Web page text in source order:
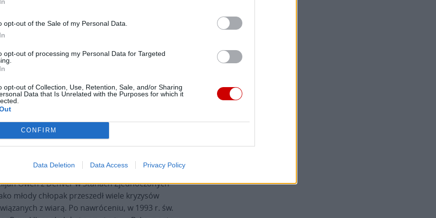
opt-out of the Sale of my Personal Data.
opt-out of processing my Personal Data for Targeted
opt-out of Collection, Use, Retention, Sale, and/or Sharing
Data that Is Unrelated with the Purposes for which it
CONFIRM
Data Deletion Data Access Privacy Policy
– pielgrzymi z całego świata
stron świata, którzy jak przyznają, chcą
Nalini Rall, mieszkanka Wielkiej Brytanii
Paweł II był najwspanialszym z papieży,
darzy go ogromnym szacunkiem i
komunizmu. – Jest kochany przez wszystkich,
za to, czego dokonał. Polacy, powinniście być
Owen z Denver w Stanach Zjednoczonych
młody chłopak przeszedł wiele kryzysów
z wiarą. Po nawróceniu, w 1993 r. św.